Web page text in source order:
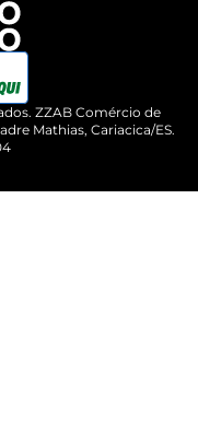
ZZAB Comércio de
Mathias, Cariacica/ES.